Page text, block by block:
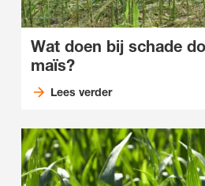
Wat doen bij schade
maïs?
Lees verder